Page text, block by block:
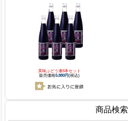
美味ぶどう液6本セット
販売価格5,880円(税込)
商品検索